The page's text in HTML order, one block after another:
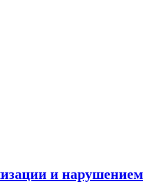
и нарушением